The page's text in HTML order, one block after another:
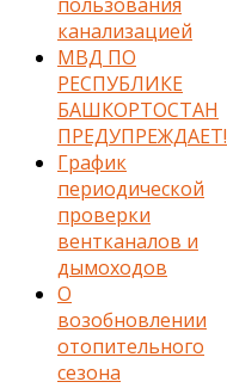
канализацией
МВД ПО
РЕСПУБЛИКЕ
БАШКОРТОСТАН
ПРЕДУПРЕЖДАЕТ!
График
периодической
проверки
вентканалов и
дымоходов
О
возобновлении
отопительного
сезона